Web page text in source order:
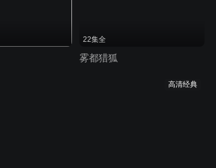
22集全
雾都猎狐
高清经典